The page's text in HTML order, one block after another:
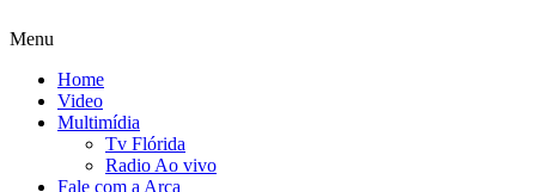
Menu
Home
Video
Multimídia
Tv Flórida
Radio Ao vivo
Fale com a Arca